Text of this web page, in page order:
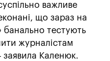
важливе
що зараз на
банально тестують
журналістам
заявила Каленюк.